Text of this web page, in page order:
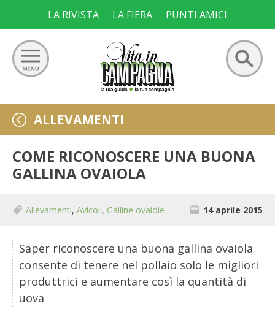
content
LA RIVISTA LA FIERA PUNTI AMICI
Ricerca
per:
GIARDINO
ORTO
FRUTTETO
VIGNETO
ALLEVAMENTI
BIODIVERSITÀ
CUCINA
ALLEVAMENTI
COME RICONOSCERE UNA BUONA
GALLINA OVAIOLA
Allevamenti, Avicoli, Galline ovaiole 14 aprile 2015
Saper riconoscere una buona gallina ovaiola
consente di tenere nel pollaio solo le migliori
produttrici e aumentare così la quantità di
uova